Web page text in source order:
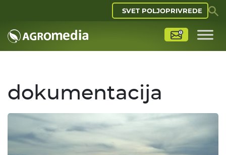
SVET POLJOPRIVREDE
dokumentacija